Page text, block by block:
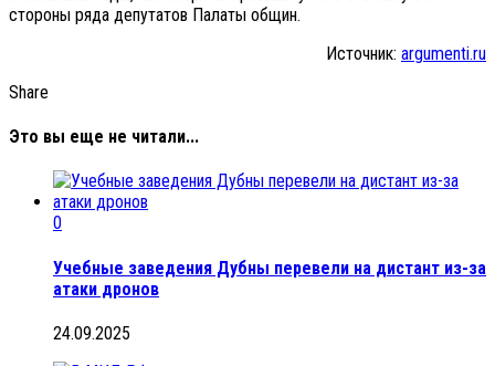
стороны ряда депутатов Палаты общин.
Источник: argumenti.ru
Share
Это вы еще не читали...
0
Учебные заведения Дубны перевели на дистант из-за
атаки дронов
24.09.2025